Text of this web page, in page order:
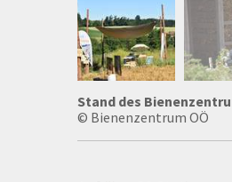
Stand des
© Bienenzentrum OÖ